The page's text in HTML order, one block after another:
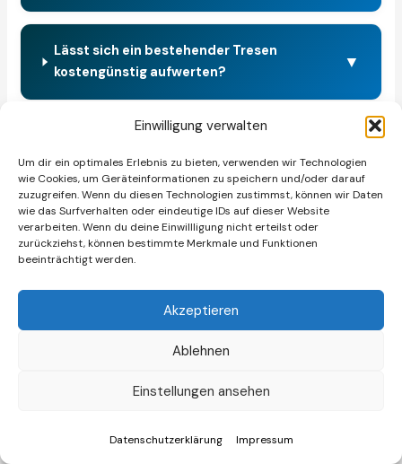
Einwilligung verwalten
Um dir ein optimales Erlebnis zu bieten, verwenden wir Technologien
wie Cookies, um Geräteinformationen zu speichern und/oder darauf
zuzugreifen. Wenn du diesen Technologien zustimmst, können wir Daten
wie das Surfverhalten oder eindeutige IDs auf dieser Website
verarbeiten. Wenn du deine Einwillligung nicht erteilst oder
zurückziehst, können bestimmte Merkmale und Funktionen
beeinträchtigt werden.
Akzeptieren
Ablehnen
Einstellungen ansehen
Datenschutzerklärung Impressum
Lässt sich ein bestehender Tresen
kostengünstig aufwerten?
▼
🎯 Fazit
Der Tresen ist eines der wirkungsvollsten
Instrumente zur Umsatzsteigerung im stationären
Handel – und gleichzeitig eines der am häufigsten
Beleuchtung und strategischer Produktplatzierung
Kundenbindung stärkt. Mit einem Budget ab 200
messbarer Effekt erzielen. Nachhaltigkeit, digitale